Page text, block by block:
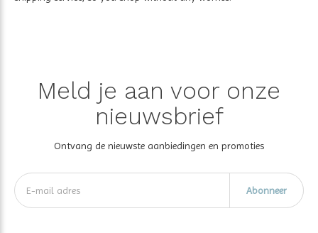
Meld je aan voor onze
nieuwsbrief
Ontvang de nieuwste aanbiedingen en promoties
Abonneer